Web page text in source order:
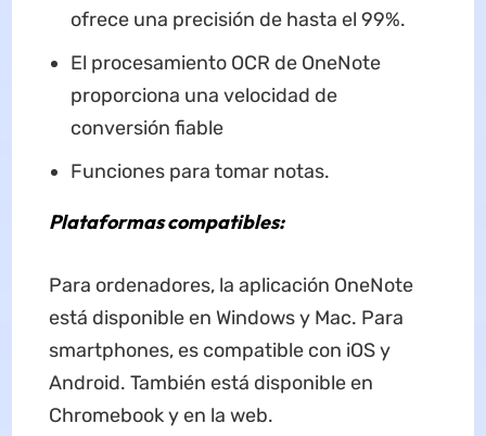
ofrece una precisión de hasta el 99%.
El procesamiento OCR de OneNote
proporciona una velocidad de
conversión fiable
Funciones para tomar notas.
Plataformas compatibles:
Para ordenadores, la aplicación OneNote
está disponible en Windows y Mac. Para
smartphones, es compatible con iOS y
Android. También está disponible en
Chromebook y en la web.